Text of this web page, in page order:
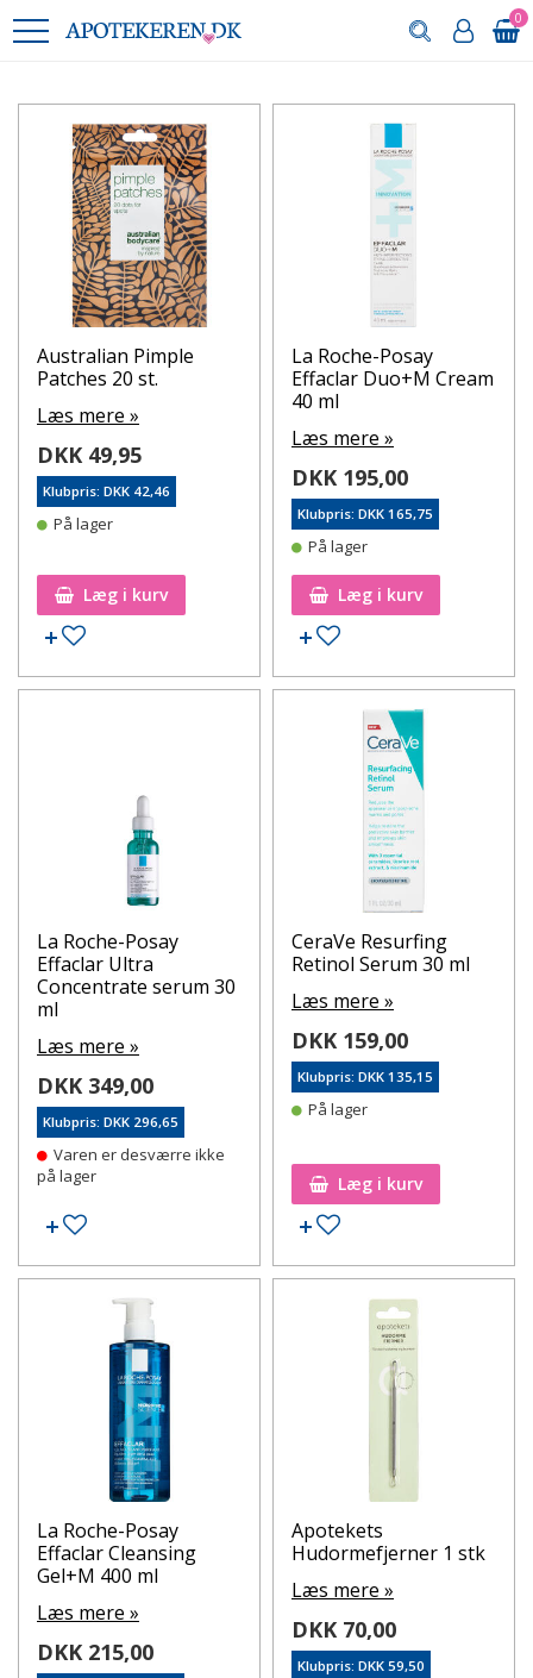
0
Australian Pimple
Patches 20 st.
Læs mere »
DKK 49,95
Klubpris: DKK 42,46
På lager
Læg i kurv
Tilføj til ønskeseddel
La Roche-Posay
Effaclar Duo+M Cream
40 ml
Læs mere »
DKK 195,00
Klubpris: DKK 165,75
På lager
Læg i kurv
Tilføj til ønskeseddel
La Roche-Posay
Effaclar Ultra
Concentrate serum 30
ml
Læs mere »
DKK 349,00
Klubpris: DKK 296,65
Varen er desværre ikke
på lager
Tilføj til ønskeseddel
CeraVe Resurfing
Retinol Serum 30 ml
Læs mere »
DKK 159,00
Klubpris: DKK 135,15
På lager
Læg i kurv
Tilføj til ønskeseddel
La Roche-Posay
Effaclar Cleansing
Gel+M 400 ml
Læs mere »
DKK 215,00
Apotekets
Hudormefjerner 1 stk
Læs mere »
DKK 70,00
Klubpris: DKK 59,50